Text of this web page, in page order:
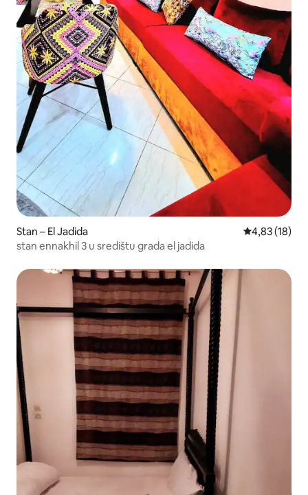
Stan – El Jadida Prosječna
4,83 (18)
stan ennakhil 3 u središtu grada el jadida